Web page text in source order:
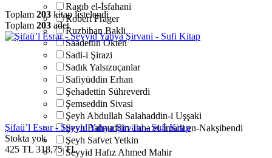
Ragıb el-İsfahani
Robert Frager
Ruzbihan Bakli
Saadettin Ökten
Sadi-i Şirazi
Sadık Yalsızuçanlar
Safiyüddin Erhan
Şehadettin Sühreverdi
Şemseddin Sivasi
Şeyh Abdullah Salahaddin-i Uşşaki
Şeyh Bahauddin Taha el-İmadi en-Nakşibendi
Şeyh Safvet Yetkin
Seyyid Hafız Ahmed Mahir
Toplam 203 kitap listelendi
Toplam 203 adet
Şifaü’l Esrar - Seyyid Yahya Şirvani - Sufi Kitap
Stokta yok
425 TL 318,75 TL